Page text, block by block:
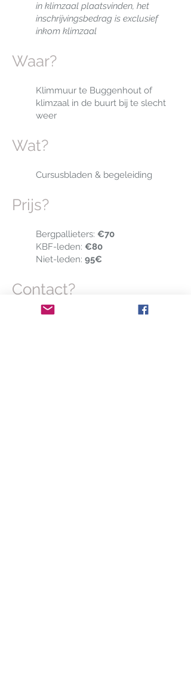
in klimzaal plaatsvinden, het
inschrijvingsbedrag is exclusief
inkom klimzaal
Waar?
Klimmuur te Buggenhout of
klimzaal in de buurt bij te slecht
weer
Wat?
Cursusbladen & begeleiding
Prijs?
Bergpallieters: €70
KBF-leden: €80
Niet-leden: 95€
Contact?